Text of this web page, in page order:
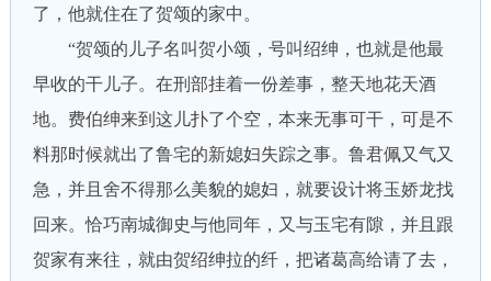
了，他就住在了贺颂的家中。
“贺颂的儿子名叫贺小颂，号叫绍绅，也就是他最
早收的干儿子。在刑部挂着一份差事，整天地花天酒
地。费伯绅来到这儿扑了个空，本来无事可干，可是不
料那时候就出了鲁宅的新媳妇失踪之事。鲁君佩又气又
急，并且舍不得那么美貌的媳妇，就要设计将玉娇龙找
回来。恰巧南城御史与他同年，又与玉宅有隙，并且跟
贺家有来往，就由贺绍绅拉的纤，把诸葛高给请了去，